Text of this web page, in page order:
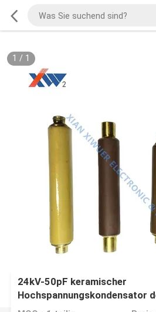
1 / 1
24kV-50pF keramischer
Hochspannungskondensator
40.5KV für Wechselspannung